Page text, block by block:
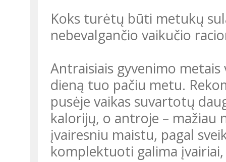
Koks turėtų būti metukų
nebevalgančio vaikučio
Antraisiais gyvenimo
dieną tuo pačiu metu.
pusėje vaikas suvartotų
kalorijų, o antroje – mažiau
įvairesniu maistu, pagal
komplektuoti galima